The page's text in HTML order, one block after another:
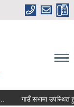
गाउँ सभामा उपस्थित हुने